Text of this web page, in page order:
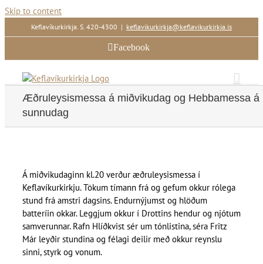
Skip to content
Keflavíkurkirkja. S. 420-4300 | keflavikurkirkja@keflavikurkirkja.is
Facebook
Æðruleysismessa á miðvikudag og Hebbamessa á
sunnudag
Á miðvikudaginn kl.20 verður æðruleysismessa í
Keflavíkurkirkju. Tökum tímann frá og gefum okkur rólega
stund frá amstri dagsins. Endurnýjumst og hlöðum
batteríin okkar. Leggjum okkur í Drottins hendur og njótum
samverunnar. Rafn Hlíðkvist sér um tónlistina, séra Fritz
Már leyðir stundina og félagi deilir með okkur reynslu
sinni, styrk og vonum.